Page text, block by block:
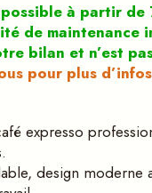
à partir de
de maintenance
bilan et n’est
pour plus
expresso
design moderne